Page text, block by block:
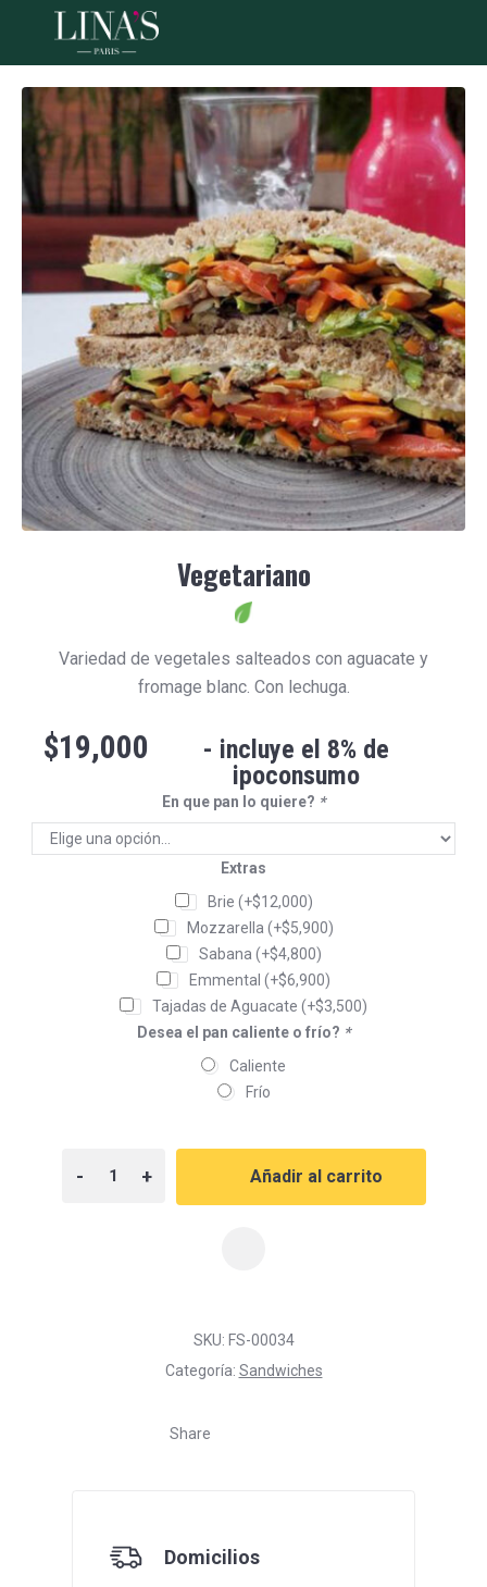
Vegetariano
Variedad de vegetales salteados con aguacate y
fromage blanc. Con lechuga.
$19,000
- incluye el 8% de
ipoconsumo
En que pan lo quiere? *
Extras
Brie (+$12,000)
Mozzarella (+$5,900)
Sabana (+$4,800)
Emmental (+$6,900)
Tajadas de Aguacate (+$3,500)
Desea el pan caliente o frío? *
Caliente
Frío
- + Añadir al carrito
SKU: FS-00034
Categoría: Sandwiches
Share
Domicilios